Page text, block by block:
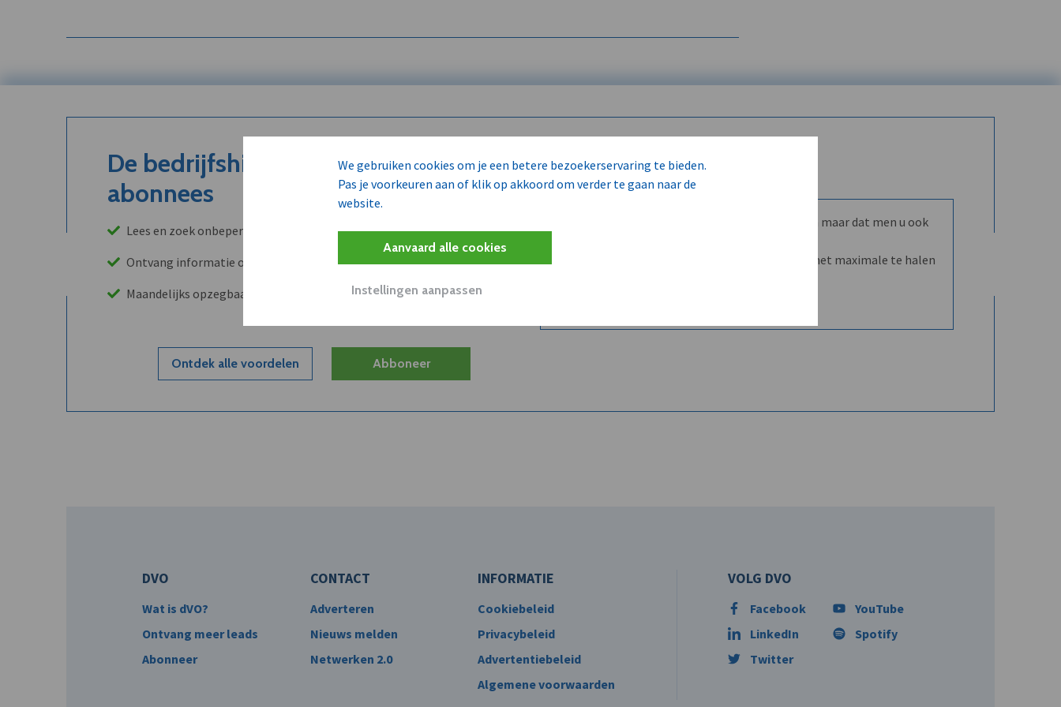
We gebruiken cookies om je een betere bezoekerservaring te bieden.
Pas je voorkeuren aan of klik op akkoord om verder te gaan naar de
website.
Aanvaard alle cookies
Instellingen aanpassen
De bedrijfshistoriek is enkel voor
abonnees
Lees en zoek onbeperkt in onze archieven
Ontvang informatie over leads, klanten, concurrenten en/of partners
Maandelijks opzegbaar
Ontdek alle voordelen Abboneer
Wilt u niet enkel de dVO community leren kennen maar dat men u ook
Word dVO Member voor €72/mnd en dVO helpt u het maximale te halen
DVO
Wat is dVO?
Ontvang meer leads
Abonneer
CONTACT
Adverteren
Nieuws melden
Netwerken 2.0
INFORMATIE
Cookiebeleid
Privacybeleid
Advertentiebeleid
Algemene voorwaarden
VOLG DVO
Facebook
LinkedIn
Twitter
YouTube
Spotify